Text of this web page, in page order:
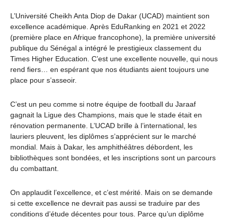
L’Université Cheikh Anta Diop de Dakar (UCAD) maintient son
excellence académique. Après EduRanking en 2021 et 2022
(première place en Afrique francophone), la première université
publique du Sénégal a intégré le prestigieux classement du
Times Higher Education. C’est une excellente nouvelle, qui nous
rend fiers… en espérant que nos étudiants aient toujours une
place pour s’asseoir.
C’est un peu comme si notre équipe de football du Jaraaf
gagnait la Ligue des Champions, mais que le stade était en
rénovation permanente. L’UCAD brille à l’international, les
lauriers pleuvent, les diplômes s’apprécient sur le marché
mondial. Mais à Dakar, les amphithéâtres débordent, les
bibliothèques sont bondées, et les inscriptions sont un parcours
du combattant.
On applaudit l’excellence, et c’est mérité. Mais on se demande
si cette excellence ne devrait pas aussi se traduire par des
conditions d’étude décentes pour tous. Parce qu’un diplôme